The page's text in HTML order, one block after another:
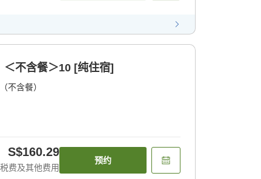
不含餐＞10 [纯住宿]
不含餐）
S$160.29
费及其他费用
预约